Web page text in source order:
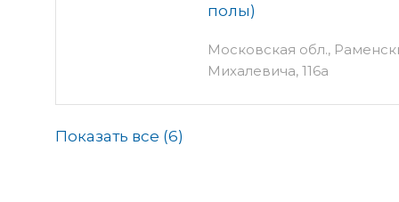
полы)
Московская обл.,
Михалевича, 116а
Показать все (6)